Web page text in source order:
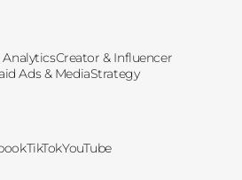
AnalyticsCreator & Influencer
Ads & MediaStrategy
TikTokYouTube